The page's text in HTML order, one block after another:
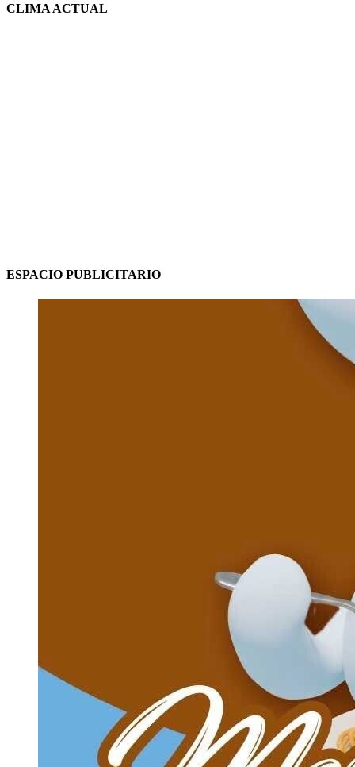
CLIMA ACTUAL
ESPACIO PUBLICITARIO